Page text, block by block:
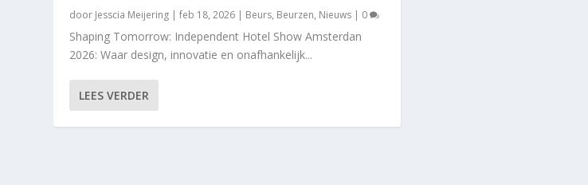
door Jesscia Meijering |feb 18, 2026 | Beurs, Beurzen, Nieuws | 0
Shaping Tomorrow: Independent Hotel Show Amsterdan
2026: Waar design, innovatie en onafhankelijk...
LEES VERDER